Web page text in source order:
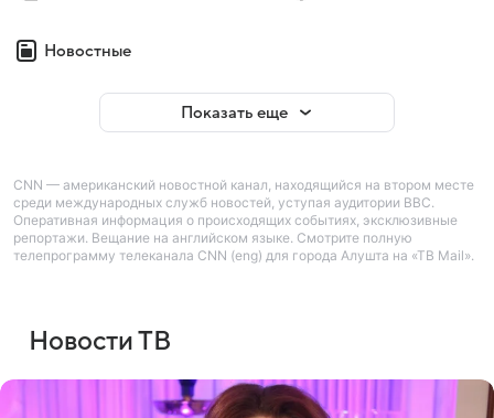
Новостные
Показать еще
CNN — американский новостной канал, находящийся на втором месте
среди международных служб новостей, уступая аудитории BBC.
Оперативная информация о происходящих событиях, эксклюзивные
репортажи. Вещание на английском языке. Смотрите полную
телепрограмму телеканала CNN (eng) для города Алушта на «ТВ Mail».
Новости ТВ